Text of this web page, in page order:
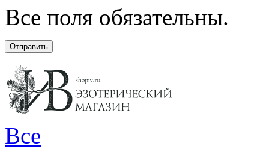
Все поля обязательны.
Отправить
Все